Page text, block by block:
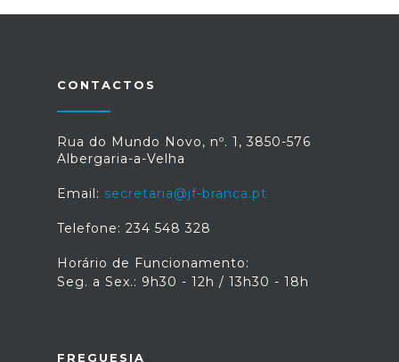
CONTACTOS
Rua do Mundo Novo, nº. 1, 3850-576
Albergaria-a-Velha
Email: secretaria@jf-branca.pt
Telefone: 234 548 328
Horário de Funcionamento:
Seg. a Sex.: 9h30 - 12h / 13h30 - 18h
FREGUESIA